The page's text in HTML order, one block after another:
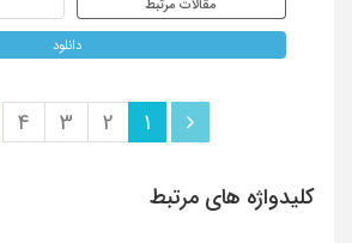
مقالات مرتبط
دانلود
1
2
3
4
کلیدواژه های مرتبط